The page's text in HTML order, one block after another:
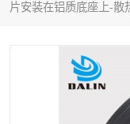
片安装在铝质底座上-散
推盘离合器
VC离合器
PO隔膜离合器